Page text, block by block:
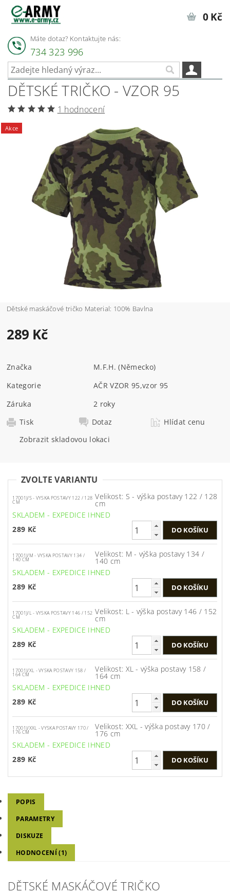
Máte dotaz? Kontaktujte nás:
734 323 996
0 Kč
DĚTSKÉ TRIČKO - VZOR 95
1 hodnocení
Akce
Dětské maskáčové tričko Material: 100% Bavlna
289 Kč
Značka
M.F.H. (Německo)
Kategorie
AČR VZOR 95,vzor 95
Záruka
2 roky
Tisk
Dotaz
Hlídat cenu
Zobrazit skladovou lokaci
ZVOLTE VARIANTU
17001J/S - VYSKA POSTAVY 122 / 128
CM
Velikost: S - výška postavy 122 / 128
cm
SKLADEM - EXPEDICE IHNED
289 Kč
17001J/M - VYSKA POSTAVY 134 /
140 CM
Velikost: M - výška postavy 134 /
140 cm
SKLADEM - EXPEDICE IHNED
289 Kč
17001J/L - VYSKA POSTAVY 146 / 152
CM
Velikost: L - výška postavy 146 / 152
cm
SKLADEM - EXPEDICE IHNED
289 Kč
17001J/XL - VYSKA POSTAVY 158 /
164 CM
Velikost: XL - výška postavy 158 /
164 cm
SKLADEM - EXPEDICE IHNED
289 Kč
17001J/XXL - VYSKA POSTAVY 170 /
176 CM
Velikost: XXL - výška postavy 170 /
176 cm
SKLADEM - EXPEDICE IHNED
289 Kč
POPIS
PARAMETRY
DISKUZE
HODNOCENÍ (1)
DĚTSKÉ MASKÁČOVÉ TRIČKO